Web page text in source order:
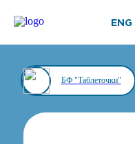
ENG
БФ "Таблеточки"